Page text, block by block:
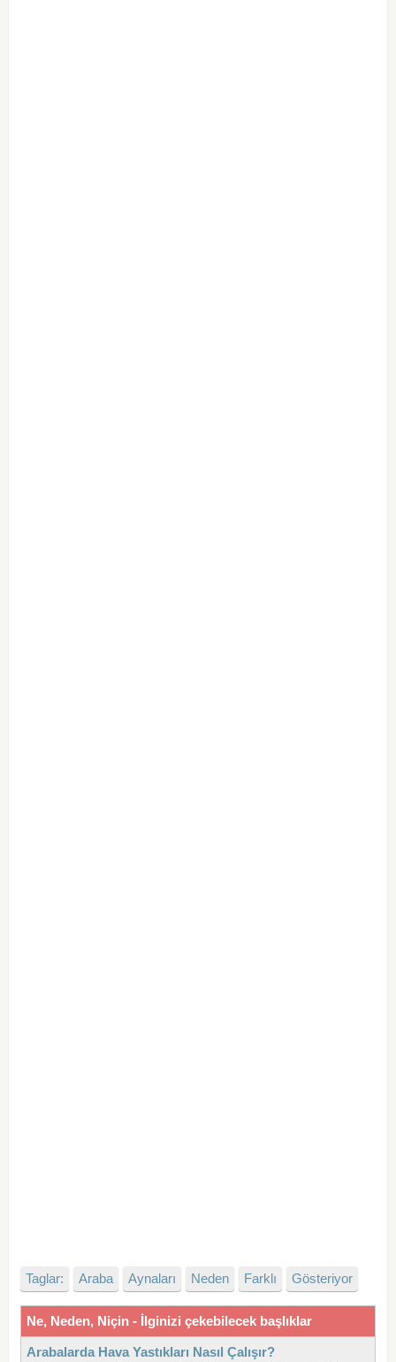
Taglar: Araba Aynaları Neden Farklı Gösteriyor
Ne, Neden, Niçin - İlginizi çekebilecek başlıklar
Arabalarda Hava Yastıkları Nasıl Çalışır?